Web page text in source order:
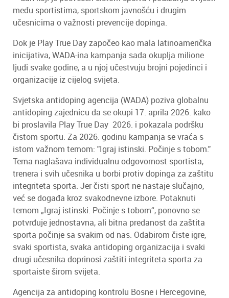
među sportistima, sportskom javnošću i drugim
učesnicima o važnosti prevencije dopinga.
Dok je Play True Day započeo kao mala latinoamerička
inicijativa, WADA-ina kampanja sada okuplja milione
ljudi svake godine, a u njoj učestvuju brojni pojedinci i
organizacije iz cijelog svijeta.
Svjetska antidoping agencija (WADA) poziva globalnu
antidoping zajednicu da se okupi 17. aprila 2026. kako
bi proslavila Play True Day 2026. i pokazala podršku
čistom sportu. Za 2026. godinu kampanja se vraća s
istom važnom temom: "Igraj istinski. Počinje s tobom."
Tema naglašava individualnu odgovornost sportista,
trenera i svih učesnika u borbi protiv dopinga za zaštitu
integriteta sporta. Jer čisti sport ne nastaje slučajno,
već se događa kroz svakodnevne izbore. Potaknuti
temom „Igraj istinski. Počinje s tobom“, ponovno se
potvrđuje jednostavna, ali bitna predanost da zaštita
sporta počinje sa svakim od nas. Odabirom čiste igre,
svaki sportista, svaka antidoping organizacija i svaki
drugi učesnika doprinosi zaštiti integriteta sporta za
sportaiste širom svijeta.
Agencija za antidoping kontrolu Bosne i Hercegovine,